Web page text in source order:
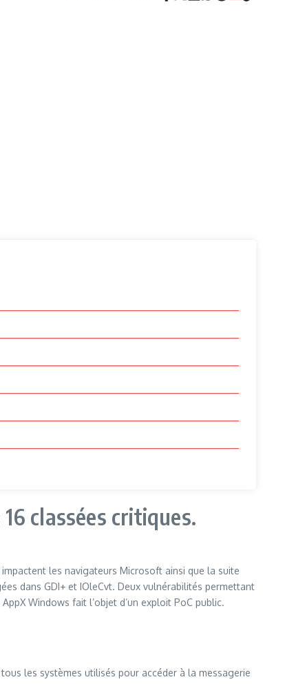
classées critiques.
les navigateurs Microsoft ainsi que la suite
dans GDI+ et IOleCvt. Deux vulnérabilités permettant
Windows fait l’objet d’un exploit PoC public.
les systèmes utilisés pour accéder à la messagerie